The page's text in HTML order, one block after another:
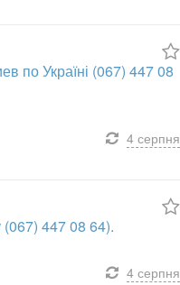
по Україні (067) 447 08
4 серпня
447 08 64).
4 серпня